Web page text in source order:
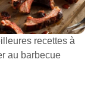
recettes à
au barbecue